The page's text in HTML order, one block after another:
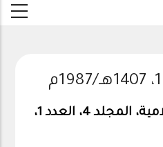
مجلة الدراسات الإسلامية، المجلد 4، العدد 1،